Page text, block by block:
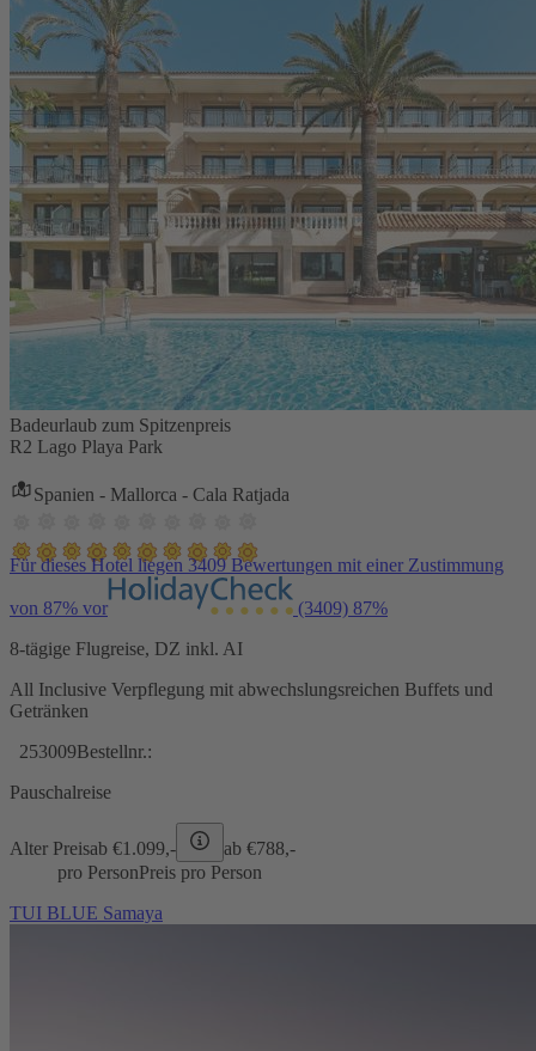
Badeurlaub zum Spitzenpreis
R2 Lago Playa Park
Spanien - Mallorca - Cala Ratjada
Für dieses Hotel liegen 3409 Bewertungen mit einer Zustimmung
von 87% vor (3409) 87%
8-tägige Flugreise, DZ inkl. AI
All Inclusive Verpflegung mit abwechslungsreichen Buffets und
Getränken
253009Bestellnr.:
Pauschalreise
Alter Preisab €1.099,- ab €788,-
pro PersonPreis pro Person
TUI BLUE Samaya